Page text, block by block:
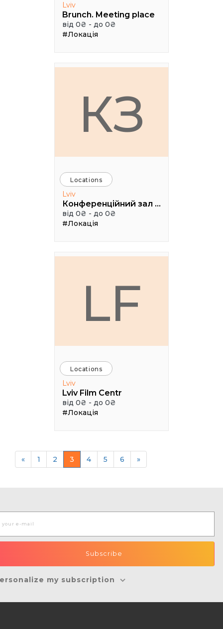
Lviv
Brunch. Meeting place
від 0₴ - до 0₴
#Локація
КЗ
Locations
Lviv
Конференційний зал УКУ
від 0₴ - до 0₴
#Локація
LF
Locations
Lviv
Lviv Film Centr
від 0₴ - до 0₴
#Локація
« 1 2 3 4 5 6 »
my subscription